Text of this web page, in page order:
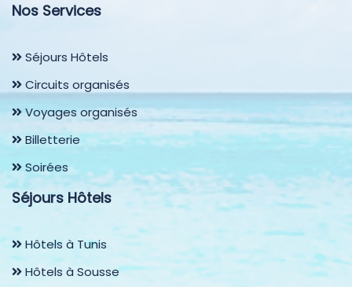
Nos Services
Séjours Hôtels
Circuits organisés
Voyages organisés
Billetterie
Soirées
Séjours Hôtels
Hôtels à Tunis
Hôtels à Sousse